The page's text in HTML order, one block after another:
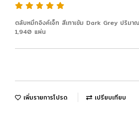
ตลับหมึกอิงค์เจ็ท สีเทาเข้ม Dark Grey ปริม
1,940 แผ่น
เพิ่มรายการโปรด เปรียบเทียบ